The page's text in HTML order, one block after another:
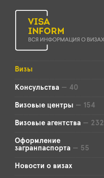
Визы
Консульства — 40
Визовые центры — 154
Визовые агентства — 232
Оформление
загранпаспорта — 55
Новости о визах